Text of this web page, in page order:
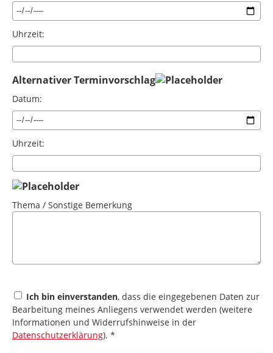
Uhrzeit:
Alternativer Terminvorschlag
Datum:
Uhrzeit:
Thema / Sonstige Bemerkung
Ich bin einverstanden, dass die eingegebenen Daten zur
Bearbeitung meines Anliegens verwendet werden (weitere
Informationen und Widerrufshinweise in der
Datenschutzerklärung). *